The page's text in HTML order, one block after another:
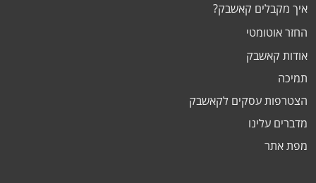
איך מקבלים קאשבק?
החזר אוטומטי
אודות קאשבק
תמיכה
הצטרפות עסקים לקאשבק
מדברים עלינו
מפת אתר